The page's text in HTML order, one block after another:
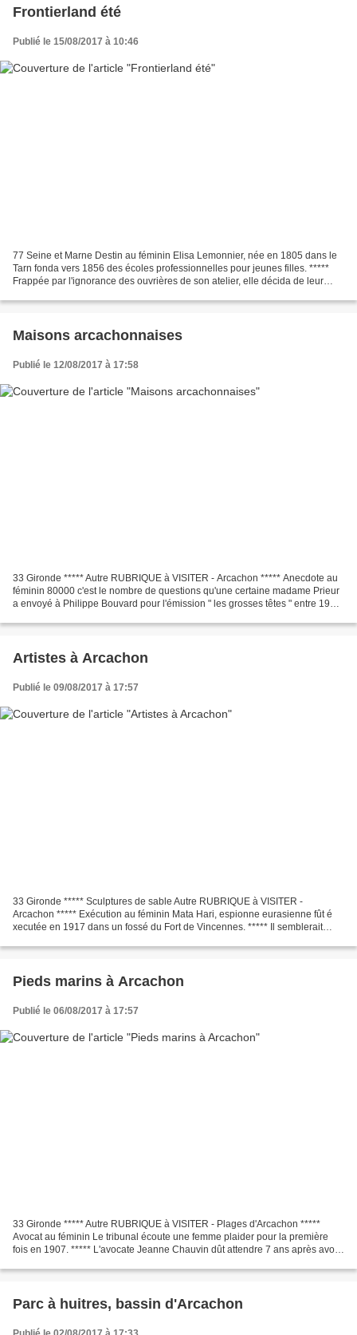
Frontierland été
Publié le 15/08/2017 à 10:46
77 Seine et Marne Destin au féminin Elisa Lemonnier, née en 1805 dans le
Tarn fonda vers 1856 des écoles professionnelles pour jeunes filles. *****
Frappée par l'ignorance des ouvrières de son atelier, elle décida de leur
Maisons arcachonnaises
Publié le 12/08/2017 à 17:58
33 Gironde ***** Autre RUBRIQUE à VISITER - Arcachon ***** Anecdote au
féminin 80000 c'est le nombre de questions qu'une certaine madame Prieur
a envoyé à Philippe Bouvard pour l'émission " les grosses têtes " entre 1977
Artistes à Arcachon
Publié le 09/08/2017 à 17:57
33 Gironde ***** Sculptures de sable Autre RUBRIQUE à VISITER -
Arcachon ***** Exécution au féminin Mata Hari, espionne eurasienne fût é
xecutée en 1917 dans un fossé du Fort de Vincennes. ***** Il semblerait
Pieds marins à Arcachon
Publié le 06/08/2017 à 17:57
33 Gironde ***** Autre RUBRIQUE à VISITER - Plages d'Arcachon *****
Avocat au féminin Le tribunal écoute une femme plaider pour la première
fois en 1907. ***** L'avocate Jeanne Chauvin dût attendre 7 ans après avoir
Parc à huitres, bassin d'Arcachon